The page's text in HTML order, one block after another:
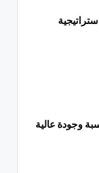
وجودة عالية